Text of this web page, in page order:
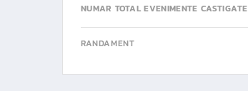
NUMAR TOTAL EVENIMENTE CASTIGATE
RANDAMENT